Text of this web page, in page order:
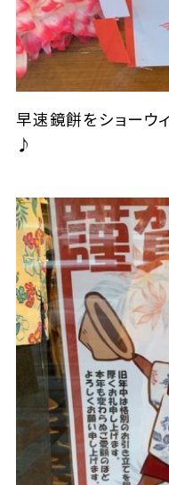
早速鏡餅をショーウ
♪